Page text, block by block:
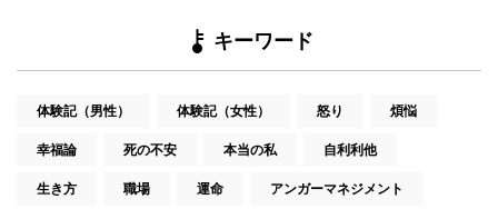
キーワード
体験記（男性） 体験記（女性） 怒り 煩悩
幸福論 死の不安 本当の私 自利利他
生き方 職場 運命 アンガーマネジメント